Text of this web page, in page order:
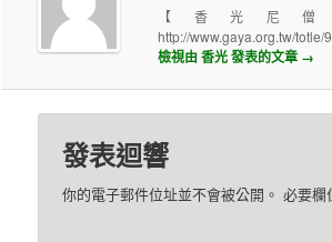
【香光尼僧
http://www.gaya.org.tw/totle/
檢視由 香光 發表的文章 →
發表迴響
你的電子郵件位址並不會被公開。 必要